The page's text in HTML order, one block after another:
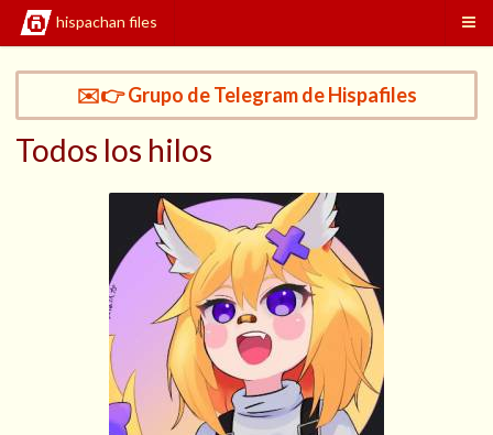
hispachan files
✉️👉 Grupo de Telegram de Hispafiles
Todos los hilos